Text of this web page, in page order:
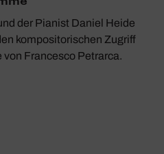
der Pianist Daniel Heide
kompositorischen Zugriff
Francesco Petrarca.